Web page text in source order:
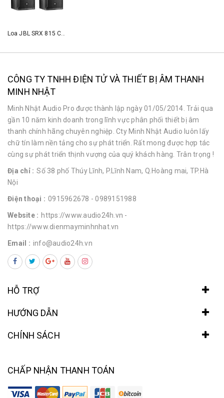
Loa JBL SRX 815 Chính hãng
CÔNG TY TNHH ĐIỆN TỬ VÀ THIẾT BỊ ÂM THANH
MINH NHẬT
Minh Nhật Audio Pro được thành lập ngày 01/05/2014. Trải qua
gần 10 năm kinh doanh trong lĩnh vực phân phối thiết bị âm
thanh chính hãng chuyên nghiệp. Cty Minh Nhật Audio luôn lấy
chữ tín làm nền tảng cho sự phát triển. Rất mong được hợp tác
cùng sự phát triển thịnh vượng của quý khách hàng. Trân trọng !
Địa chỉ : Số 38 phố Thúy Lĩnh, P.Lĩnh Nam, Q.Hoàng mai, TP.Hà
Nội
Điện thoại : 0915962678 - 0989151988
Website : https://www.audio24h.vn -
https://www.dienmayminhnhat.vn
Email : info@audio24h.vn
HỖ TRỢ
HƯỚNG DẪN
CHÍNH SÁCH
CHẤP NHẬN THANH TOÁN